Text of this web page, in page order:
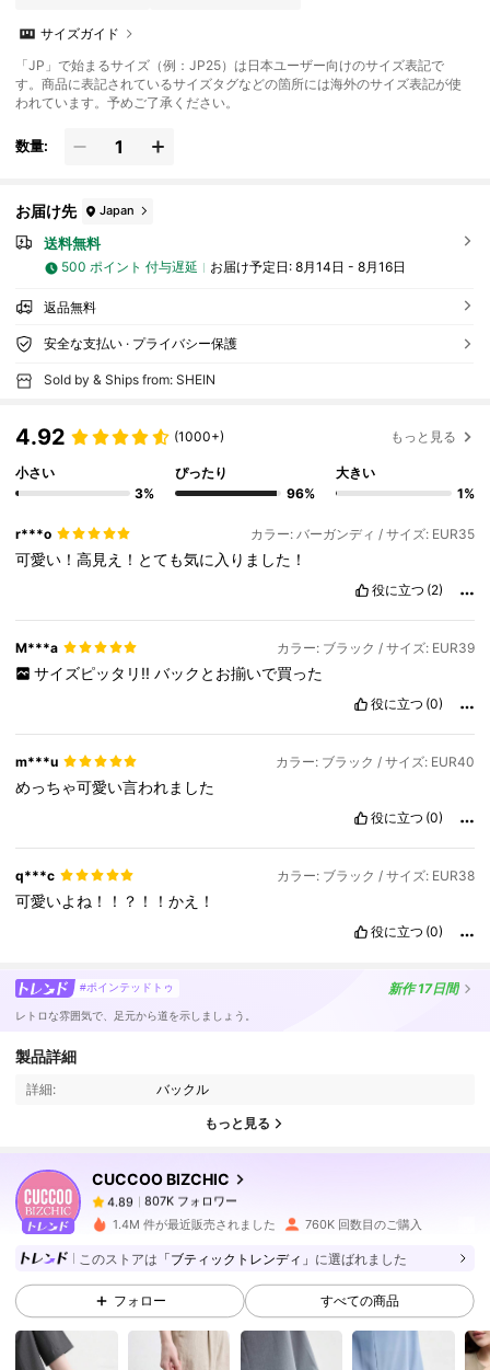
サイズガイド
「JP」で始まるサイズ（例：JP25）は日本ユーザー向けのサイズ表記で
す。商品に表記されているサイズタグなどの箇所には海外のサイズ表記が使
われています。予めご了承ください。
数量:
お届け先 Japan
送料無料
500 ポイント 付与遅延 お届け予定日: 8月14日 - 8月16日
返品無料
安全な支払い · プライバシー保護
Sold by & Ships from: SHEIN
4.92 (1000+) もっと見る
小さい
3%
ぴったり
96%
大きい
1%
r***o カラー: バーガンディ / サイズ: EUR35
可愛い！高見え！とても気に入りました！
役に立つ (2)
M***a カラー: ブラック / サイズ: EUR39
サイズピッタリ!! バックとお揃いで買った
役に立つ (0)
m***u カラー: ブラック / サイズ: EUR40
めっちゃ可愛い言われました
役に立つ (0)
q***c カラー: ブラック / サイズ: EUR38
可愛いよね！！？！！かえ！
役に立つ (0)
#ポインテッドトゥ 新作17日間
レトロな雰囲気で、足元から道を示しましょう。
製品詳細
詳細: バックル
もっと見る
CUCCOO BIZCHIC
4.89
807K フォロワー
あ***ょは1日前に購入しました
4.89 807K フォロワー
4.89 807K フォロワー
1.4M 件が最近販売されました 760K 回数目のご購入
このストアは 「ブティックトレンディ」 に選ばれました
フォロー すべての商品